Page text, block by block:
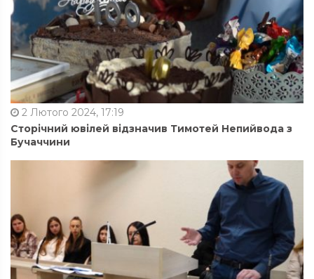
2 Лютого 2024, 17:19
Сторічний ювілей відзначив Тимотей Непийвода з
Бучаччини